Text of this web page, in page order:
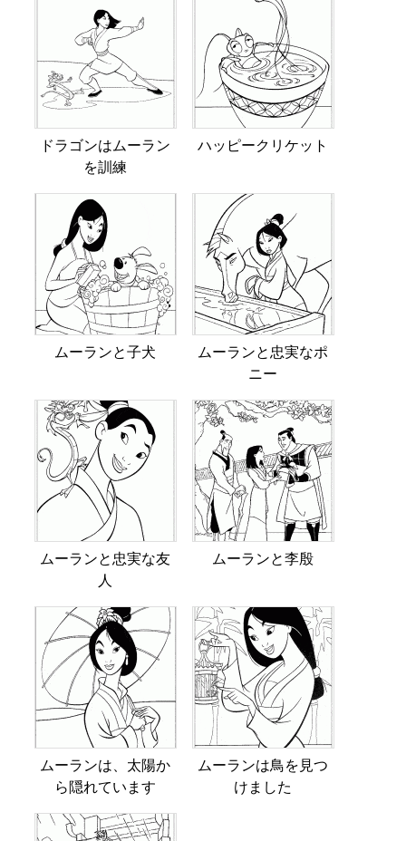
ドラゴンはムーラン
を訓練
ハッピークリケット
ムーランと子犬
ムーランと忠実なポ
ニー
ムーランと忠実な友
人
ムーランと李殷
ムーランは、太陽か
ら隠れています
ムーランは鳥を見つ
けました